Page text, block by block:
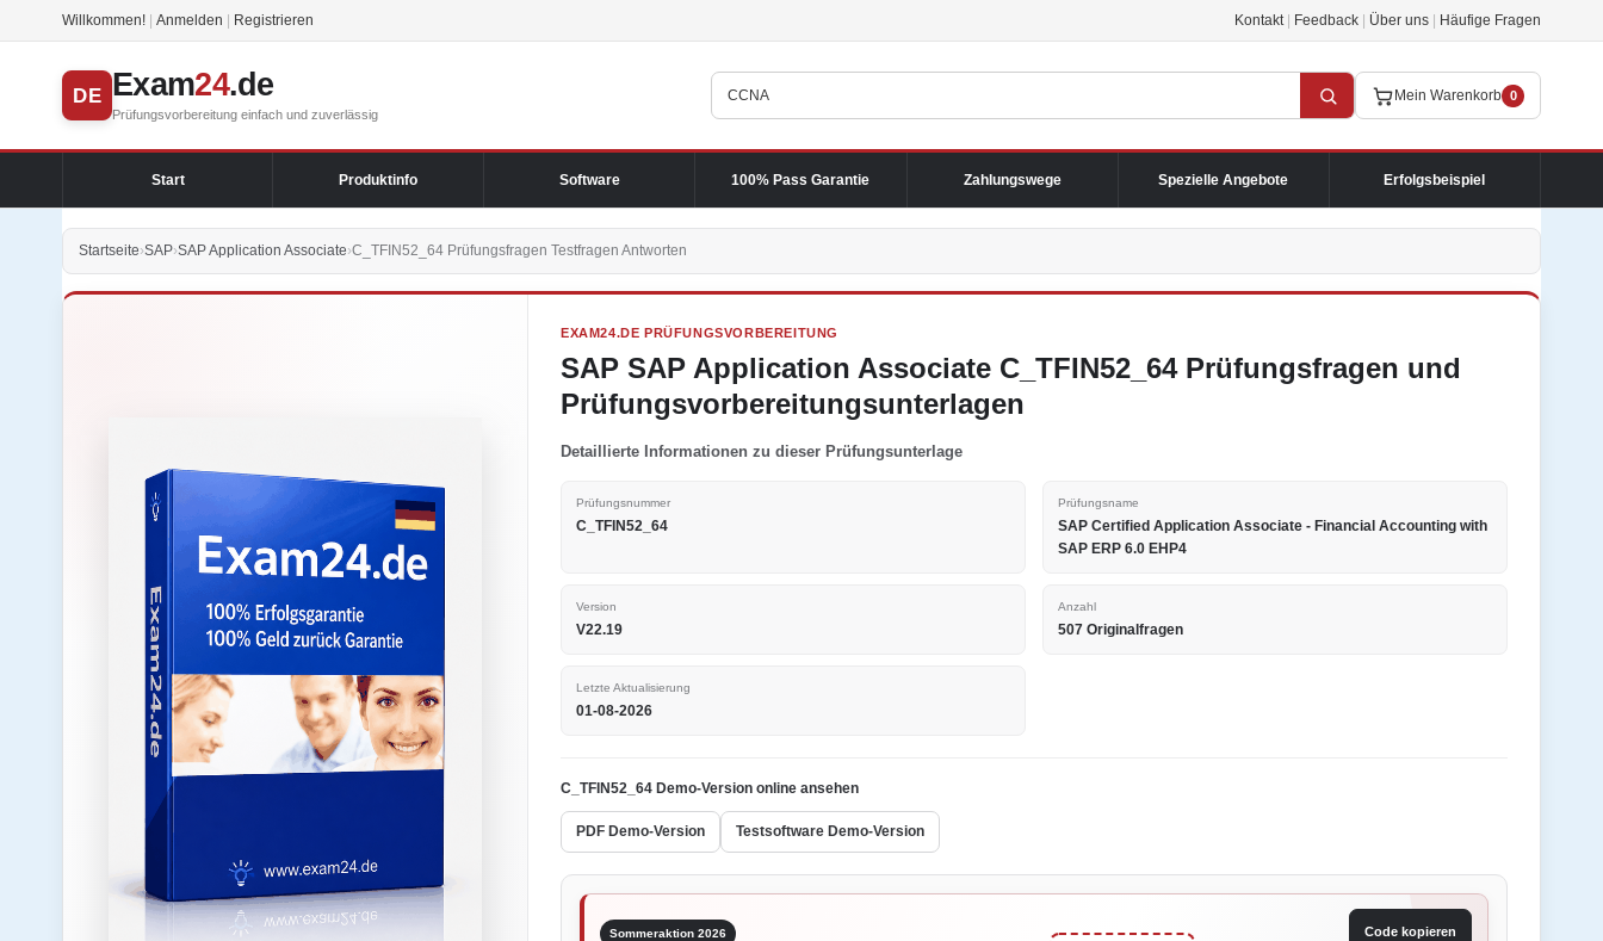
Willkommen! Anmelden Registrieren Kontakt Feedback Über uns Häufige Fragen
DE Exam24.de
Prüfungsvorbereitung einfach und zuverlässig
Mein Warenkorb 0
Start Produktinfo Software 100% Pass Garantie Zahlungswege Spezielle Angebote Erfolgsbeispiel
Startseite›SAP›SAP Application Associate›C_TFIN52_64 Prüfungsfragen Testfragen Antworten
EXAM24.DE PRÜFUNGSVORBEREITUNG
SAP SAP Application Associate C_TFIN52_64 Prüfungsfragen und
Prüfungsvorbereitungsunterlagen
Detaillierte Informationen zu dieser Prüfungsunterlage
Prüfungsnummer
C_TFIN52_64
Prüfungsname
SAP Certified Application Associate - Financial Accounting with
SAP ERP 6.0 EHP4
Version
V22.19
Anzahl
507 Originalfragen
Letzte Aktualisierung
01-08-2026
C_TFIN52_64 Demo-Version online ansehen
PDF Demo-Version Testsoftware Demo-Version
Sommeraktion 2026 Code kopieren